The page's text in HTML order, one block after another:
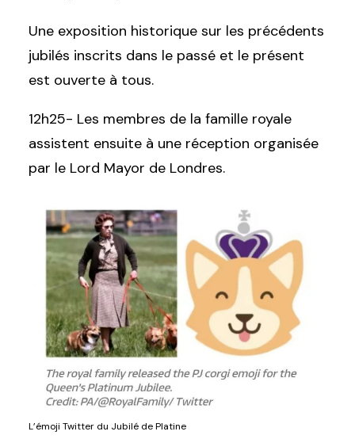
Une exposition historique sur les précédents
jubilés inscrits dans le passé et le présent
est ouverte à tous.
12h25- Les membres de la famille royale
assistent ensuite à une réception organisée
par le Lord Mayor de Londres.
L’émoji Twitter du Jubilé de Platine